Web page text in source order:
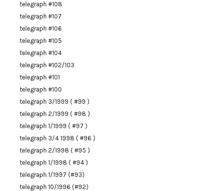
telegraph #108
telegraph #107
telegraph #106
telegraph #105
telegraph #104
telegraph #102/103
telegraph #101
telegraph #100
telegraph 3/1999 ( #99 )
telegraph 2/1999 ( #98 )
telegraph 1/1999 ( #97 )
telegraph 3/4 1998 ( #96 )
telegraph 2/1998 ( #95 )
telegraph 1/1998 ( #94 )
telegraph 1/1997 (#93)
telegraph 10/1996 (#92)